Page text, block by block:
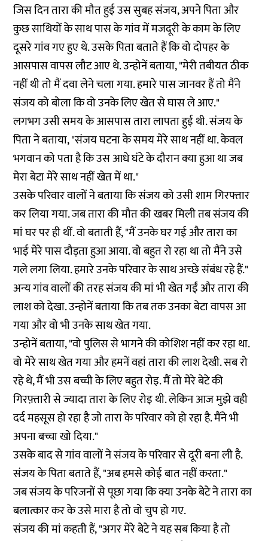
जिस दिन तारा की मौत हुई उस सुबह संजय, अपने पिता और
कुछ साथियों के साथ पास के गांव में मजदूरी के काम के लिए
दूसरे गांव गए हुए थे. उसके पिता बताते हैं कि वो दोपहर के
आसपास वापस लौट आए थे. उन्होनें बताया, "मेरी तबीयत ठीक
नहीं थी तो मैं दवा लेने चला गया. हमारे पास जानवर हैं तो मैंने
संजय को बोला कि वो उनके लिए खेत से घास ले आए."
लगभग उसी समय के आसपास तारा लापता हुई थी. संजय के
पिता ने बताया, "संजय घटना के समय मेरे साथ नहीं था. केवल
भगवान को पता है कि उस आधे घंटे के दौरान क्या हुआ था जब
मेरा बेटा मेरे साथ नहीं खेत में था."
उसके परिवार वालों ने बताया कि संजय को उसी शाम गिरफ्तार
कर लिया गया. जब तारा की मौत की खबर मिली तब संजय की
मां घर पर ही थीं. वो बताती हैं, "मैं उनके घर गई और तारा का
भाई मेरे पास दौड़ता हुआ आया. वो बहुत रो रहा था तो मैंने उसे
गले लगा लिया. हमारे उनके परिवार के साथ अच्छे संबंध रहे हैं."
अन्य गांव वालों की तरह संजय की मां भी खेत गईं और तारा की
लाश को देखा. उन्होनें बताया कि तब तक उनका बेटा वापस आ
गया और वो भी उनके साथ खेत गया.
उन्होनें बताया, "वो पुलिस से भागने की कोशिश नहीं कर रहा था.
वो मेरे साथ खेत गया और हमनें वहां तारा की लाश देखी. सब रो
रहे थे, मैं भी उस बच्ची के लिए बहुत रोइ. मैं तो मेरे बेटे की
गिरफ़्तारी से ज्यादा तारा के लिए रोइ थी. लेकिन आज मुझे वही
दर्द महसूस हो रहा है जो तारा के परिवार को हो रहा है. मैंने भी
अपना बच्चा खो दिया."
उसके बाद से गांव वालों ने संजय के परिवार से दूरी बना ली है.
संजय के पिता बताते हैं, "अब हमसे कोई बात नहीं करता."
जब संजय के परिजनों से पूछा गया कि क्या उनके बेटे ने तारा का
बलात्कार कर के उसे मारा है तो वो चुप हो गए.
संजय की मां कहती हैं, "अगर मेरे बेटे ने यह सब किया है तो